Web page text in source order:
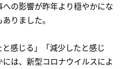
の影響が昨年より穏やかにな
りました。
感じる」「減少したと感じ
は、新型コロナウイルスによ